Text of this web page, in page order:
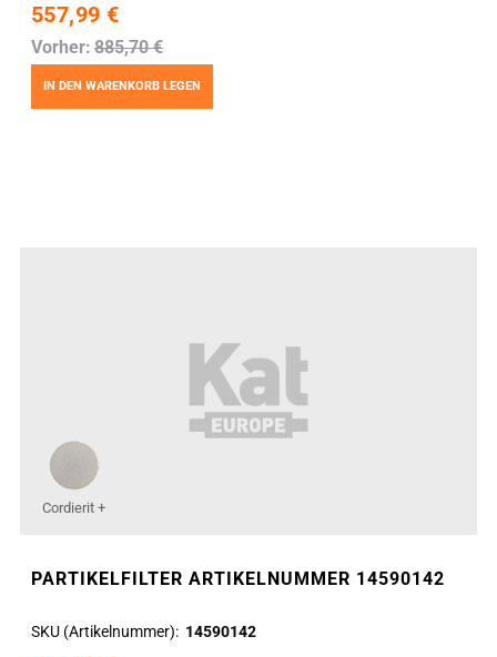
557,99 €
Vorher: 885,70 €
IN DEN WARENKORB LEGEN
Cordierit +
PARTIKELFILTER ARTIKELNUMMER 14590142
SKU (Artikelnummer) 14590142